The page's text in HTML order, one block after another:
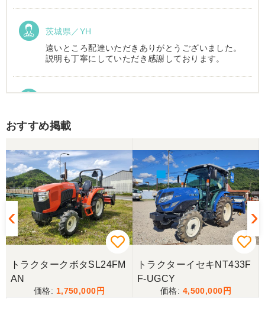
茨城県／YH
遠いところ配達いただきありがとうございました。
説明も丁寧にしていただき感謝しております。
先週会社に伺い現車の確認をしてからの、スピード
対応に感謝してます。 全ての機具が大型倉庫に整然
いが保管状態で解りました。 今回は良いトラクター
を購入できました。今後の作業の励みになります。
誠実な対応に改めて感謝申し上げます。ありがとう
ございました。
茨城県／鈴木博文
遠路トラクターの配送有難うございました。また希
望している物が入荷しましたら伺いますのでよろし
くお願いいたします。
おすすめ掲載
トラクタークボタSL24FM
AN
1,750,000
トラクターイセキNT433F
F-UGCY
4,500,000